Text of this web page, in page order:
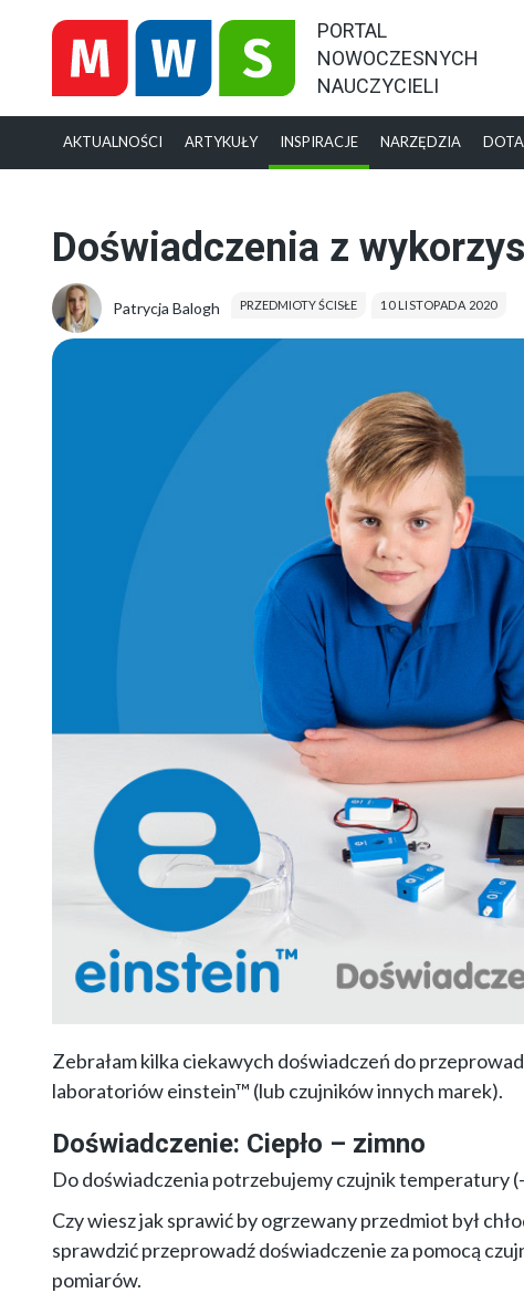
PORTAL
NOWOCZESNYCH
NAUCZYCIELI
AKTUALNOŚCI ARTYKUŁY INSPIRACJE NARZĘDZIA
Doświadczenia z
Patrycja Balogh PRZEDMIOTY ŚCISŁE 10 LISTOPADA 2020
Zebrałam kilka ciekawych doświadczeń do
laboratoriów einstein™ (lub czujników innych marek).
Doświadczenie: Ciepło – zimno
Do doświadczenia potrzebujemy czujnik temperatury
Czy wiesz jak sprawić by ogrzewany przedmiot był
sprawdzić przeprowadź doświadczenie za pomocą
pomiarów.